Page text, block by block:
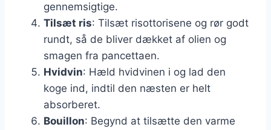
gennemsigtige.
Tilsæt ris: Tilsæt risottorisene og rør godt
rundt, så de bliver dækket af olien og
smagen fra pancettaen.
Hvidvin: Hæld hvidvinen i og lad den
koge ind, indtil den næsten er helt
absorberet.
Bouillon: Begynd at tilsætte den varme